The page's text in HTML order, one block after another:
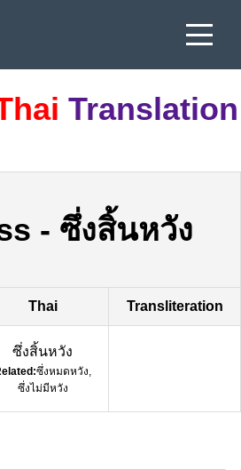
Translation
- ซึ่งสิ้นหวัง
Thai Transliteration
ซึ่งสิ้นหวัง
ซึ่งหมดหวัง,
ซึ่งไม่มีหวัง